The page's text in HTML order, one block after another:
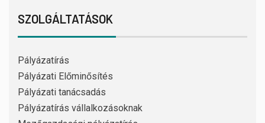
SZOLGÁLTATÁSOK
Pályázatírás
Pályázati Előminősítés
Pályázati tanácsadás
Pályázatírás vállalkozásoknak